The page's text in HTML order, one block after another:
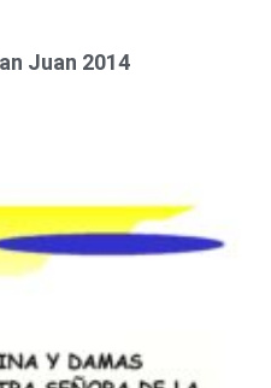
Juan 2014